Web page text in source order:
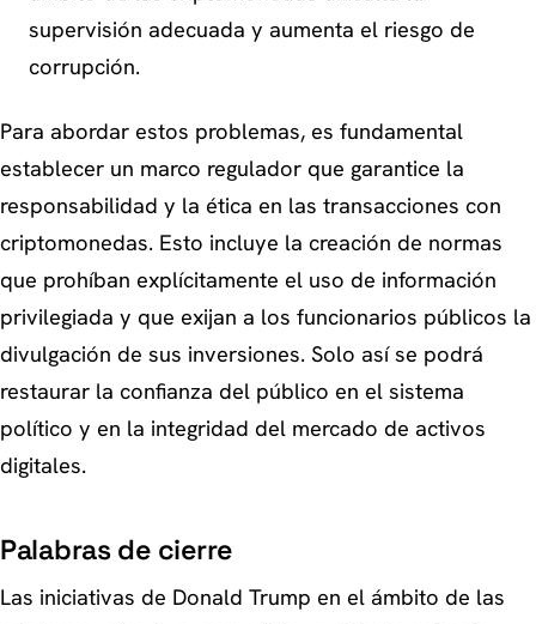
supervisión adecuada y aumenta el riesgo de
corrupción.
Para abordar estos problemas, es fundamental
establecer un marco regulador que garantice la
responsabilidad y la ética en las transacciones con
criptomonedas. Esto incluye la creación de normas
que prohíban explícitamente el uso de información
privilegiada y que exijan a los funcionarios públicos la
divulgación de sus inversiones. Solo así se podrá
restaurar la confianza del público en el sistema
político y en la integridad del mercado de activos
digitales.
Palabras de cierre
Las iniciativas de Donald Trump en el ámbito de las